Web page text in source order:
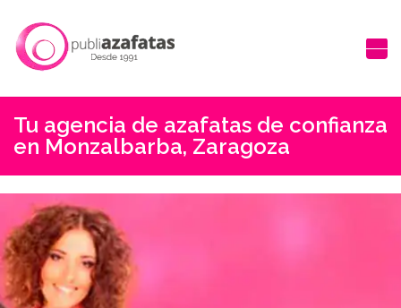
Tu agencia de azafatas de confianza
en Monzalbarba, Zaragoza